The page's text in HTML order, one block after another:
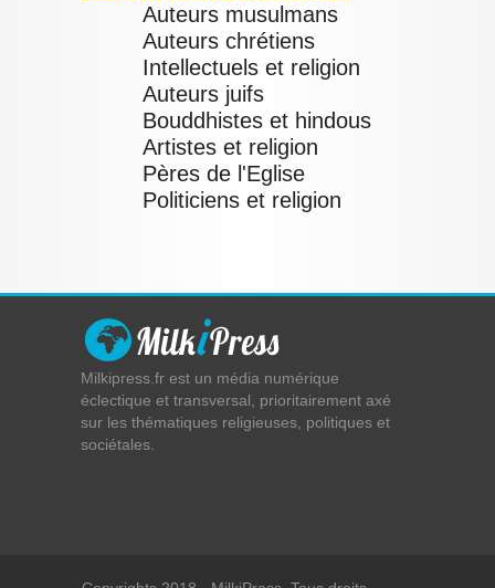
Auteurs musulmans
Auteurs chrétiens
Intellectuels et religion
Auteurs juifs
Bouddhistes et hindous
Artistes et religion
Pères de l'Eglise
Politiciens et religion
Milkipress.fr est un média numérique
éclectique et transversal, prioritairement axé
sur les thématiques religieuses, politiques et
sociétales.